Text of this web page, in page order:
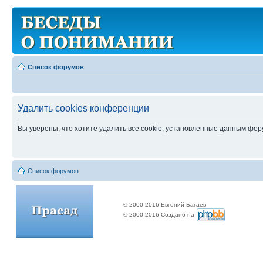
Список форумов
Удалить cookies конференции
Вы уверены, что хотите удалить все cookie, установленные данным
Список форумов
© 2000-2016 Евгений Багаев
© 2000-2016 Создано на